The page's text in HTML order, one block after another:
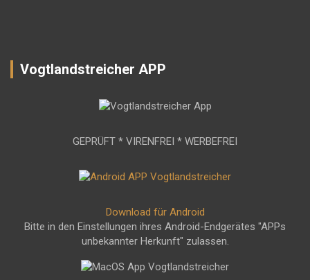
Vogtlandstreicher APP
GEPRÜFT * VIRENFREI * WERBEFREI
Download für Android
Bitte in den Einstellungen ihres Android-Endgerätes "APPs
unbekannter Herkunft" zulassen.